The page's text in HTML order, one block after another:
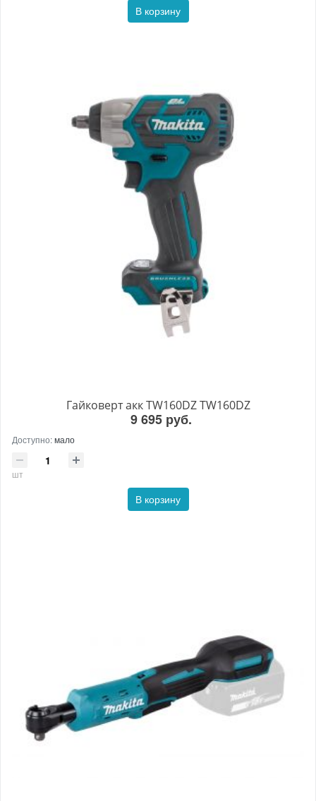
В корзину
Гайковерт акк TW160DZ TW160DZ
9 695 руб.
Доступно:мало
шт
В корзину